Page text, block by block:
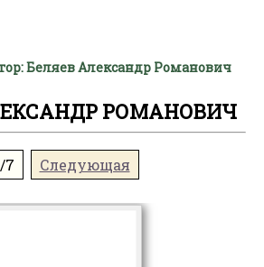
Беляев Александр Романович
РОМАНОВИЧ
7 Следующая